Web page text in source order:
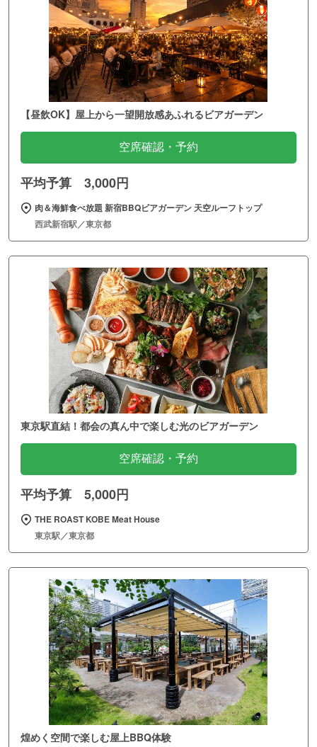
【昼飲OK】屋上から一望開放感あふれるビアガーデン
空席確認・予約
平均予算 3,000円
肉＆海鮮食べ放題 新宿BBQビアガーデン 天空ルーフトップ
西武新宿駅／東京都
東京駅直結！都会の真ん中で楽しむ光のビアガーデン
空席確認・予約
平均予算 5,000円
THE ROAST KOBE Meat House
東京駅／東京都
煌めく空間で楽しむ屋上BBQ体験